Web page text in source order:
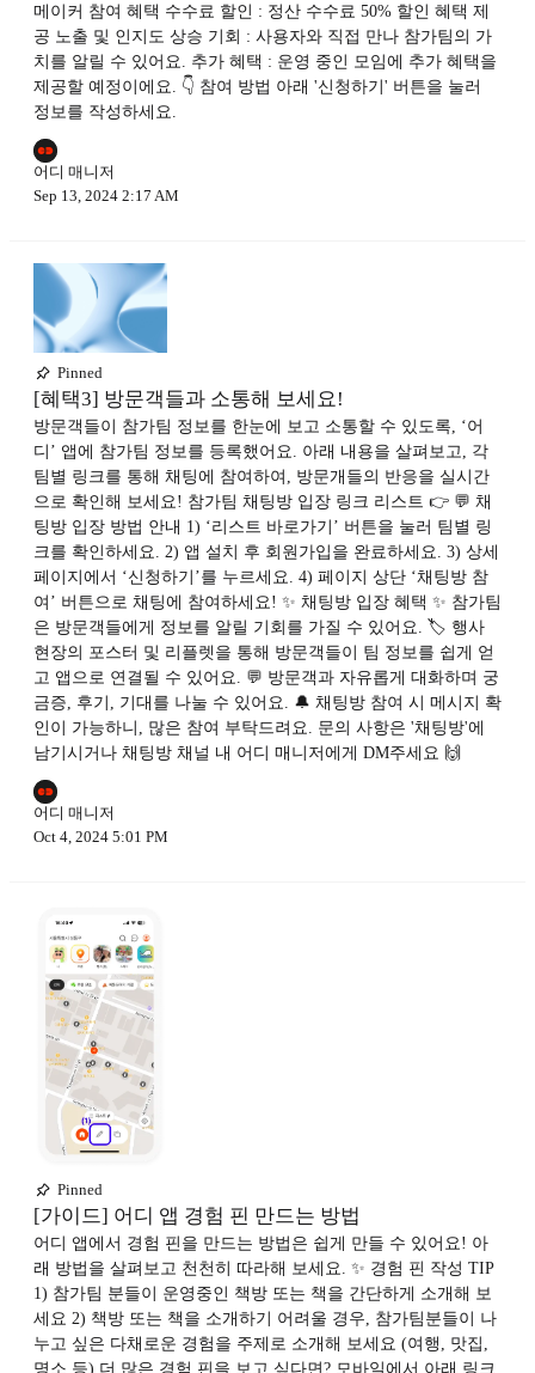
메이커 참여 혜택 수수료 할인 : 정산 수수료 50% 할인 혜택 제
공 노출 및 인지도 상승 기회 : 사용자와 직접 만나 참가팀의 가
치를 알릴 수 있어요. 추가 혜택 : 운영 중인 모임에 추가 혜택을
제공할 예정이에요. 👇 참여 방법 아래 '신청하기' 버튼을 눌러
정보를 작성하세요.
어디 매니저
Sep 13, 2024 2:17 AM
Pinned
[혜택3] 방문객들과 소통해 보세요!
방문객들이 참가팀 정보를 한눈에 보고 소통할 수 있도록, ‘어
디’ 앱에 참가팀 정보를 등록했어요. 아래 내용을 살펴보고, 각
팀별 링크를 통해 채팅에 참여하여, 방문개들의 반응을 실시간
으로 확인해 보세요! 참가팀 채팅방 입장 링크 리스트 👉 💬 채
팅방 입장 방법 안내 1) ‘리스트 바로가기’ 버튼을 눌러 팀별 링
크를 확인하세요. 2) 앱 설치 후 회원가입을 완료하세요. 3) 상세
페이지에서 ‘신청하기’를 누르세요. 4) 페이지 상단 ‘채팅방 참
여’ 버튼으로 채팅에 참여하세요! ✨ 채팅방 입장 혜택 ✨ 참가팀
은 방문객들에게 정보를 알릴 기회를 가질 수 있어요. 🏷️ 행사
현장의 포스터 및 리플렛을 통해 방문객들이 팀 정보를 쉽게 얻
고 앱으로 연결될 수 있어요. 💬 방문객과 자유롭게 대화하며 궁
금증, 후기, 기대를 나눌 수 있어요. 🔔 채팅방 참여 시 메시지 확
인이 가능하니, 많은 참여 부탁드려요. 문의 사항은 '채팅방'에
남기시거나 채팅방 채널 내 어디 매니저에게 DM주세요 🙌
어디 매니저
Oct 4, 2024 5:01 PM
Pinned
[가이드] 어디 앱 경험 핀 만드는 방법
어디 앱에서 경험 핀을 만드는 방법은 쉽게 만들 수 있어요! 아
래 방법을 살펴보고 천천히 따라해 보세요. ✨ 경험 핀 작성 TIP
1) 참가팀 분들이 운영중인 책방 또는 책을 간단하게 소개해 보
세요 2) 책방 또는 책을 소개하기 어려울 경우, 참가팀분들이 나
누고 싶은 다채로운 경험을 주제로 소개해 보세요 (여행, 맛집,
명소 등) 더 많은 경험 핀을 보고 싶다면? 모바일에서 아래 링크